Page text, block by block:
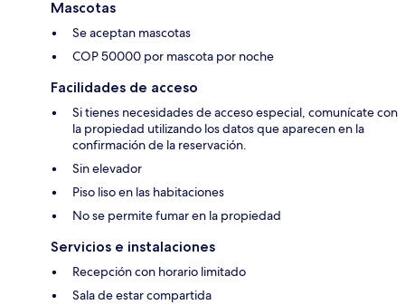
Mascotas
Se aceptan mascotas
COP 50000 por mascota por noche
Facilidades de acceso
Si tienes necesidades de acceso especial, comunícate con
la propiedad utilizando los datos que aparecen en la
confirmación de la reservación.
Sin elevador
Piso liso en las habitaciones
No se permite fumar en la propiedad
Servicios e instalaciones
Recepción con horario limitado
Sala de estar compartida